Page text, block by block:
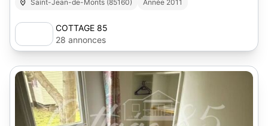
Saint-Jean-de-Monts (85160) Année 2011
COTTAGE 85
28 annonces